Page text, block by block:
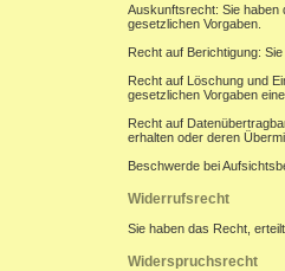
Auskunftsrecht: Sie haben
gesetzlichen Vorgaben.
Recht auf Berichtigung:
Recht auf Löschung und
gesetzlichen Vorgaben
Recht auf
erhalten oder deren
Beschwerde bei
Widerrufsrecht
Sie haben das Recht,
Widerspruchsrecht